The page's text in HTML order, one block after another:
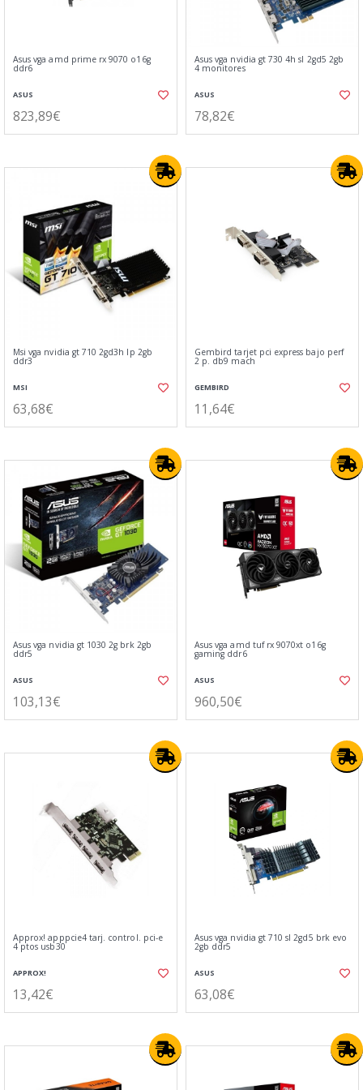
Asus vga amd prime rx 9070 o16g
ddr6
ASUS
823,89€
Asus vga nvidia gt 730 4h sl 2gd5 2gb
4 monitores
ASUS
78,82€
Msi vga nvidia gt 710 2gd3h lp 2gb
ddr3
MSI
63,68€
Gembird tarjet pci express bajo perf
2 p. db9 mach
GEMBIRD
11,64€
Asus vga nvidia gt 1030 2g brk 2gb
ddr5
ASUS
103,13€
Asus vga amd tuf rx 9070xt o16g
gaming ddr6
ASUS
960,50€
Approx! apppcie4 tarj. control. pci-e
4 ptos usb30
APPROX!
13,42€
Asus vga nvidia gt 710 sl 2gd5 brk evo
2gb ddr5
ASUS
63,08€